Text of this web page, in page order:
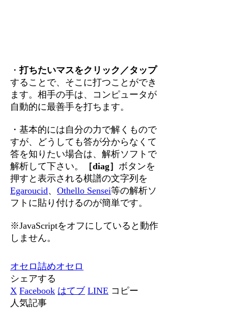
・打ちたいマスをクリック／タップ
することで、そこに打つことができ
ます。相手の手は、コンピュータが
自動的に最善手を打ちます。
・基本的には自分の力で解くもので
すが、どうしても答が分からなくて
答を知りたい場合は、解析ソフトで
解析して下さい。
［diag］ ボタンを
押すと表示される棋譜の文字列を
Egaroucid、Othello Sensei等の解析ソ
フトに貼り付けるのが簡単です。
※JavaScriptをオフにしていると動作
しません。
オセロ詰めオセロ
シェアする
X Facebook はてブ LINE コピー
人気記事